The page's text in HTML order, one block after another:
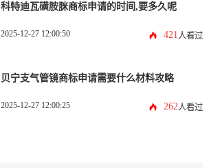
科特迪瓦磺胺脒商标申请的时间,要多久呢
2025-12-27 12:00:50 421人看过
贝宁支气管镜商标申请需要什么材料攻略
2025-12-27 12:00:25 262人看过